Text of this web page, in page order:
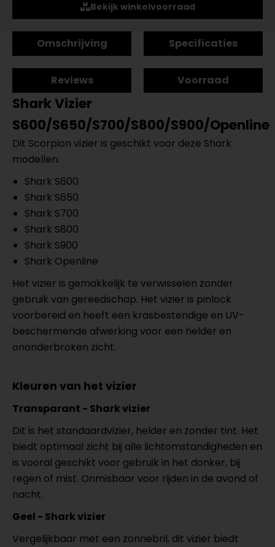
Bekijk winkelvoorraad
Omschrijving Specificaties
Reviews Voorraad
Shark Vizier
S600/S650/S700/S800/S900/Openline
Dit Scorpion vizier is geschikt voor deze Shark
modellen:
Shark S600
Shark S650
Shark S700
Shark S800
Shark S900
Shark Openline
Het vizier is gemakkelijk te verwisselen zonder
gebruik van gereedschap. Het vizier is pinlock
voorbereid en heeft een krasbestendige en UV-
beschermende afwerking voor een helder en
ononderbroken zicht.
Kleuren van het vizier
Transparant - Shark vizier
Dit is het standaardvizier, helder en zonder tint. Het
biedt optimaal zicht bij alle lichtomstandigheden en
is vooral geschikt voor gebruik in het donker, bij
regen of mist. Onmisbaar voor rijden in de avond of
nacht.
Geel - Shark vizier
Vergelijkbaar met een zonnebril, dit vizier biedt